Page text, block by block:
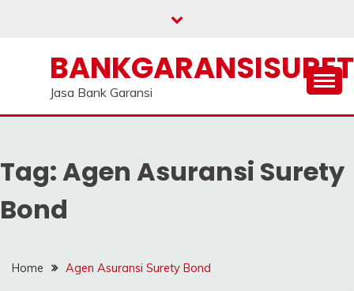
Jasa Bank Garansi
Tag:Agen Asuransi Surety
Bond
Home Agen Asuransi Surety Bond